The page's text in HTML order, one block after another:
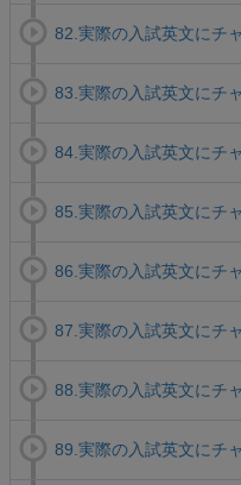
82.実際の入試英文にチ
83.実際の入試英文にチ
84.実際の入試英文にチ
85.実際の入試英文にチ
86.実際の入試英文にチ
87.実際の入試英文にチ
88.実際の入試英文にチ
89.実際の入試英文にチ